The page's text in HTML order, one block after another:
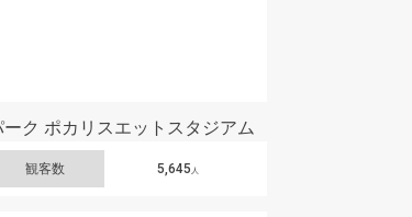
ク ポカリスエットスタジアム
観客数 5,645 人